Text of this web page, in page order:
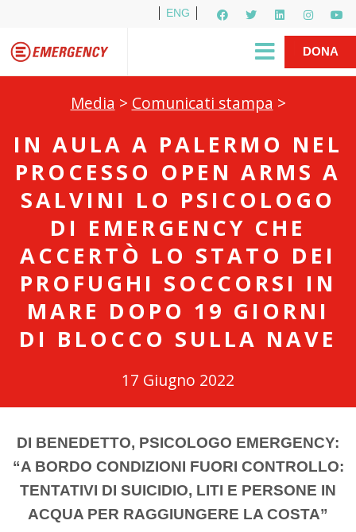
ENG
R1PUD1A
DONA
Media > Comunicati stampa >
IN AULA A PALERMO NEL
PROCESSO OPEN ARMS A
SALVINI LO PSICOLOGO
DI EMERGENCY CHE
ACCERTÒ LO STATO DEI
PROFUGHI SOCCORSI IN
MARE DOPO 19 GIORNI
DI BLOCCO SULLA NAVE
17 Giugno 2022
DI BENEDETTO, PSICOLOGO EMERGENCY:
“A BORDO CONDIZIONI FUORI CONTROLLO:
TENTATIVI DI SUICIDIO, LITI E PERSONE IN
ACQUA PER RAGGIUNGERE LA COSTA”